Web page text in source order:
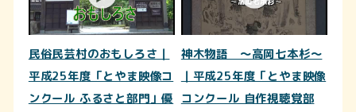
民俗民芸村のおもしろさ｜
平成25年度「とやま映像コ
ンクール ふるさと部門」優
神木物語 ～高岡七本杉～
｜平成25年度「とやま映像
コンクール 自作視聴覚部